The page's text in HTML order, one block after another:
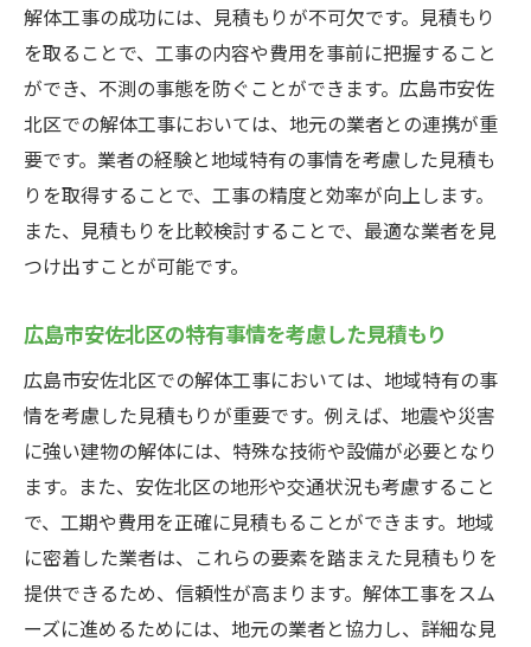
スケジュール調整でコストを抑える
地元の業者を選ぶメリット
無駄な作業を省いて費用を減らす
解体工事の見積もりでチェックすべきポイント
見積もり書の正確さを確認する方法
隠れたコストを見逃さないためのチェック
業者とのコミュニケーションポイント
契約前に確認すべき重要事項
見積もり内容に納得できない場合の対応
地元業者と信頼関係を築くためのステップ
業者との初回面談でのチェックポイント
透明なコミュニケーションの重要性
信頼関係を構築するための方法
地元業者の評判と実績を確認する
解体工事の成功には、見積もりが不可欠です。見積もり
を取ることで、工事の内容や費用を事前に把握すること
ができ、不測の事態を防ぐことができます。広島市安佐
北区での解体工事においては、地元の業者との連携が重
要です。業者の経験と地域特有の事情を考慮した見積も
りを取得することで、工事の精度と効率が向上します。
また、見積もりを比較検討することで、最適な業者を見
つけ出すことが可能です。
広島市安佐北区の特有事情を考慮した見積もり
広島市安佐北区での解体工事においては、地域特有の事
情を考慮した見積もりが重要です。例えば、地震や災害
に強い建物の解体には、特殊な技術や設備が必要となり
ます。また、安佐北区の地形や交通状況も考慮すること
で、工期や費用を正確に見積もることができます。地域
に密着した業者は、これらの要素を踏まえた見積もりを
提供できるため、信頼性が高まります。解体工事をスム
ーズに進めるためには、地元の業者と協力し、詳細な見